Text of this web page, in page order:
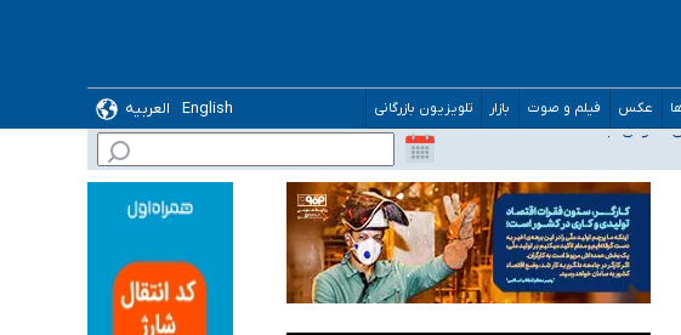
عکس فیلم و صوت بازار تلویزیون بازرگانی English
العربیه